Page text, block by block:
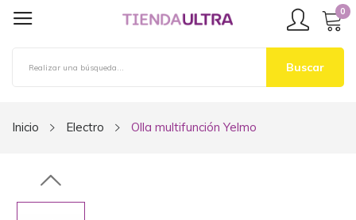
0
Buscar
Inicio Electro Olla multifunción Yelmo